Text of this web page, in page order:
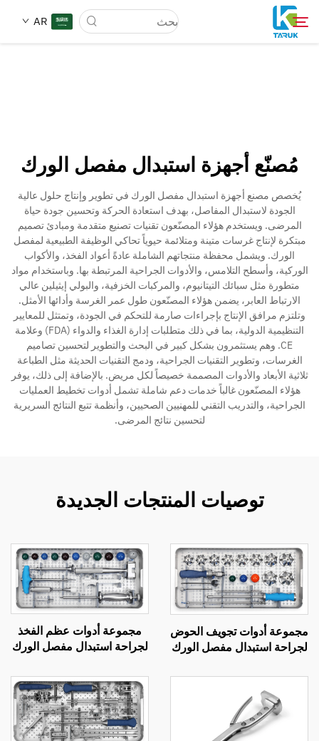
AR
القدرات
أخبار وأحداث
معلومات عنا
اتصل
مُصنّع أجهزة استبدال مفصل الورك
يُخصص مصنع أجهزة استبدال مفصل الورك في تطوير وإنتاج حلول عالية
الجودة لاستبدال المفاصل، بهدف استعادة الحركة وتحسين جودة حياة
المرضى. ويستخدم هؤلاء المصنّعون تقنيات تصنيع متقدمة ومبادئ تصميم
مبتكرة لإنتاج غرسات متينة ومتلائمة حيوياً تحاكي الوظيفة الطبيعية لمفصل
الورك. ويشمل محفظة منتجاتهم الشاملة عادةً أعواد الفخذ، والأكواب
الوركية، وأسطح التلامس، والأدوات الجراحية المرتبطة بها. وباستخدام مواد
متطورة مثل سبائك التيتانيوم، والمركبات الخزفية، والبولي إيثيلين عالي
الارتباط العابر، يضمن هؤلاء المصنّعون طول عمر الغرسة وأدائها الأمثل.
وتلتزم مرافق الإنتاج بإجراءات صارمة للتحكم في الجودة، وتمتثل للمعايير
التنظيمية الدولية، بما في ذلك متطلبات إدارة الغذاء والدواء (FDA) وعلامة
CE. وهم يستثمرون بشكل كبير في البحث والتطوير لتحسين تصاميم
الغرسات، وتطوير التقنيات الجراحية، ودمج التقنيات الحديثة مثل الطباعة
ثلاثية الأبعاد والأدوات المصممة خصيصاً لكل مريض. بالإضافة إلى ذلك، يوفر
هؤلاء المصنّعون غالباً خدمات دعم شاملة تشمل أدوات تخطيط العمليات
الجراحية، والتدريب التقني للمهنيين الصحيين، وأنظمة تتبع النتائج السريرية
لتحسين نتائج المرضى.
توصيات المنتجات الجديدة
مجموعة أدوات تجويف الحوض
لجراحة استبدال مفصل الورك
مجموعة أدوات عظم الفخذ
لجراحة استبدال مفصل الورك